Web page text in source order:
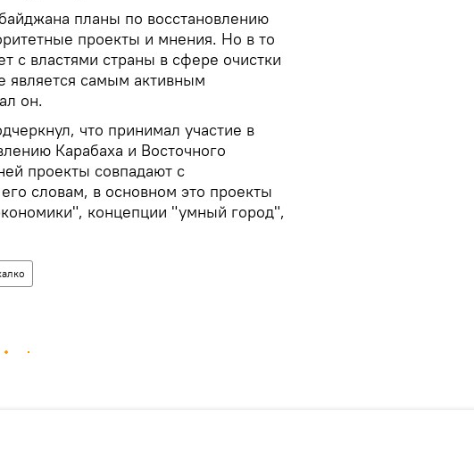
планы по восстановлению
проекты и мнения. Но в то
с властями страны в сфере очистки
является самым активным
он.
что принимал участие в
Карабаха и Восточного
проекты совпадают с
словам, в основном это проекты
концепции "умный город",